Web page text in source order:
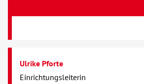
Ulrike Pforte
Einrichtungsleiterin